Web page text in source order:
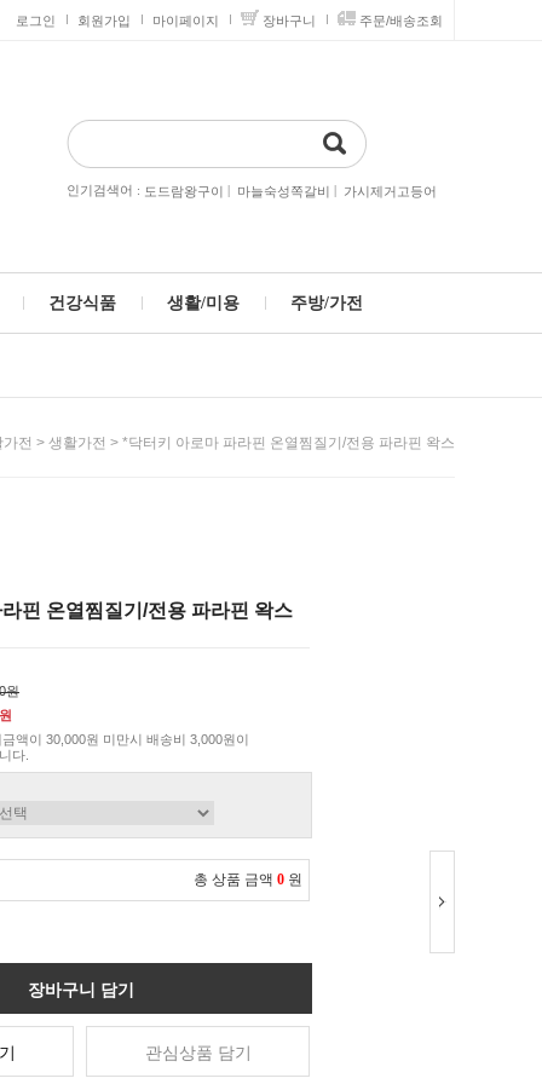
로그인 회원가입 마이페이지 장바구니 주문/배송조회
인기검색어 : 도드람왕구이 | 마늘숙성쪽갈비 | 가시제거고등어
건강식품 생활/미용 주방/가전
전 > 생활가전 > *닥터키 아로마 파라핀 온열찜질기/전용 파라핀 왁스
핀 온열찜질기/전용 파라핀 왁스
원
액이 30,000원 미만시 배송비 3,000원이
다.
총 상품 금액 0 원
장바구니 담기
관심상품 담기